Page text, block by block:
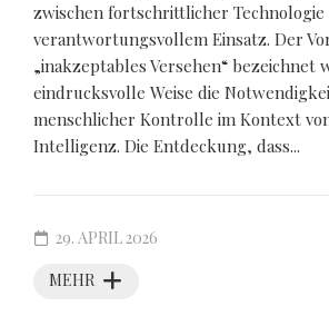
zwischen fortschrittlicher Technologie
verantwortungsvollem Einsatz. Der
„inakzeptables Versehen“ bezeichnet
eindrucksvolle Weise die
menschlicher Kontrolle im Kontext
Intelligenz. Die Entdeckung, dass...
MEHR
29. APRIL 2026